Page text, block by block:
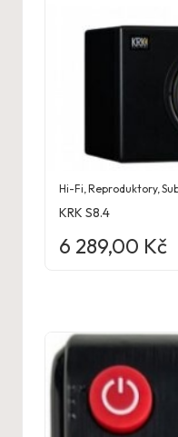
Hi-Fi ,Reproduktory,
KRK S8.4
6 289,00 Kč